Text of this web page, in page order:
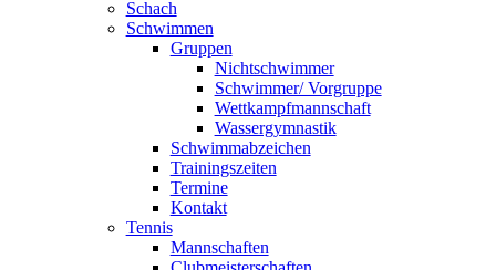
Schach
Schwimmen
Gruppen
Nichtschwimmer
Schwimmer/ Vorgruppe
Wettkampfmannschaft
Wassergymnastik
Schwimmabzeichen
Trainingszeiten
Termine
Kontakt
Tennis
Mannschaften